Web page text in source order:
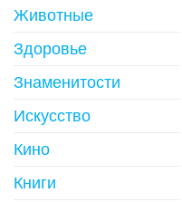
Животные
Здоровье
Знаменитости
Искусство
Кино
Книги